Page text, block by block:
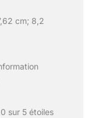
cm; 8,2
sur 5 étoiles